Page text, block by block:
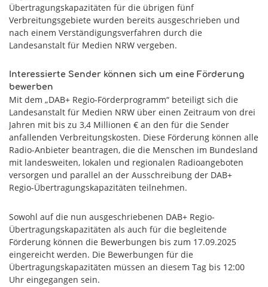
Übertragungskapazitäten für die übrigen fünf
Verbreitungsgebiete wurden bereits ausgeschrieben und
nach einem Verständigungsverfahren durch die
Landesanstalt für Medien NRW vergeben.
Interessierte Sender können sich um eine Förderung
bewerben
Mit dem „DAB+ Regio-Förderprogramm“ beteiligt sich die
Landesanstalt für Medien NRW über einen Zeitraum von drei
Jahren mit bis zu 3,4 Millionen € an den für die Sender
anfallenden Verbreitungskosten. Diese Förderung können alle
Radio-Anbieter beantragen, die die Menschen im Bundesland
mit landesweiten, lokalen und regionalen Radioangeboten
versorgen und parallel an der Ausschreibung der DAB+
Regio-Übertragungskapazitäten teilnehmen.
Sowohl auf die nun ausgeschriebenen DAB+ Regio-
Übertragungskapazitäten als auch für die begleitende
Förderung können die Bewerbungen bis zum 17.09.2025
eingereicht werden. Die Bewerbungen für die
Übertragungskapazitäten müssen an diesem Tag bis 12:00
Uhr eingegangen sein.